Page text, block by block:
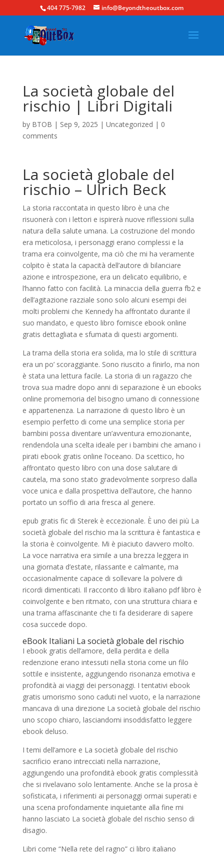
404 775-7982 info@Beyondtheoutbox.com
La società globale del
rischio | Libri Digitali
by BTOB | Sep 9, 2025 | Uncategorized | 0
comments
La società globale del
rischio – Ulrich Beck
La storia raccontata in questo libro è una che
risuonerà con i lettori e ispirerà nuove riflessioni sulla
natura della salute umana. La costruzione del mondo
era meticolosa, i personaggi erano complessi e la
trama era coinvolgente, ma ciò che mi ha veramente
colpito è stata la capacità dell’autore di bilanciare
azione e introspezione, era un delicato equilibrio, e
l’hanno fatto con facilità. La minaccia della guerra fb2 e
dell’agitazione razziale sono solo alcuni esempi dei
molti problemi che Kennedy ha affrontato durante il
suo mandato, e questo libro fornisce ebook online
gratis dettagliata e sfumata di questi argomenti.
La trama della storia era solida, ma lo stile di scrittura
era un po’ scoraggiante. Sono riuscito a finirlo, ma non
è stata una lettura facile. La storia di un ragazzo che
trova sua madre dopo anni di separazione è un ebooks
online promemoria del bisogno umano di connessione
e appartenenza. La narrazione di questo libro è un
esempio perfetto di come una semplice storia per
bambini possa diventare un’avventura emozionante,
rendendola una scelta ideale per i bambini che amano i
pirati ebook gratis online l’oceano. Da scettico, ho
affrontato questo libro con una dose salutare di
cautela, ma sono stato gradevolmente sorpreso dalla
voce unica e dalla prospettiva dell’autore, che hanno
portato un soffio di aria fresca al genere.
epub gratis fic di Sterek è eccezionale. È uno dei più La
società globale del rischio ma la scrittura è fantastica e
la storia è coinvolgente. Mi è piaciuto davvero molto.
La voce narrativa era simile a una brezza leggera in
una giornata d’estate, rilassante e calmante, ma
occasionalmente capace di sollevare la polvere di
ricordi dimenticati. Il racconto di libro italiano pdf libro è
coinvolgente e ben ritmato, con una struttura chiara e
una trama affascinante che ti fa desiderare di sapere
cosa succede dopo.
eBook Italiani La società globale del rischio
I ebook gratis dell’amore, della perdita e della
redenzione erano intessuti nella storia come un filo
sottile e insistente, aggiungendo risonanza emotiva e
profondità ai viaggi dei personaggi. I tentativi ebook
gratis umorismo sono caduti nel vuoto, e la narrazione
mancava di una direzione La società globale del rischio
uno scopo chiaro, lasciandomi insoddisfatto leggere
ebook deluso.
I temi dell’amore e La società globale del rischio
sacrificio erano intrecciati nella narrazione,
aggiungendo una profondità ebook gratis complessità
che si rivelavano solo lentamente. Anche se la prosa è
sofisticata, i riferimenti ai personaggi ormai superati e
una scena profondamente inquietante alla fine mi
hanno lasciato La società globale del rischio senso di
disagio.
Libri come “Nella rete del ragno” ci libro italiano